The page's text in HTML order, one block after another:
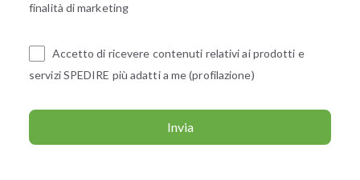
finalità di marketing
Accetto di ricevere contenuti relativi ai prodotti e
servizi SPEDIRE più adatti a me (profilazione)